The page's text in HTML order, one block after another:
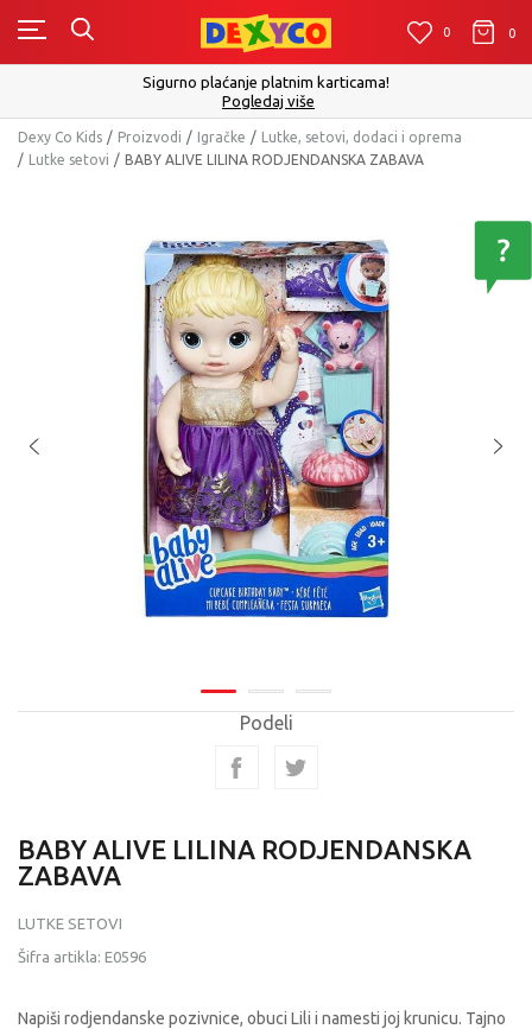
0 0
Click&Collect - Platite karticom Online i
Dexy Co Kids Proizvodi Igračke
Lutke, setovi, dodaci i oprema
Lutke setovi
BABY ALIVE LILINA RODJENDANSKA ZABAVA
Podeli
BABY ALIVE LILINA RODJENDANSKA
ZABAVA
LUTKE SETOVI
Šifra artikla: E0596
Napiši rodjendanske pozivnice, obuci Lili i namesti joj krunicu. Tajno